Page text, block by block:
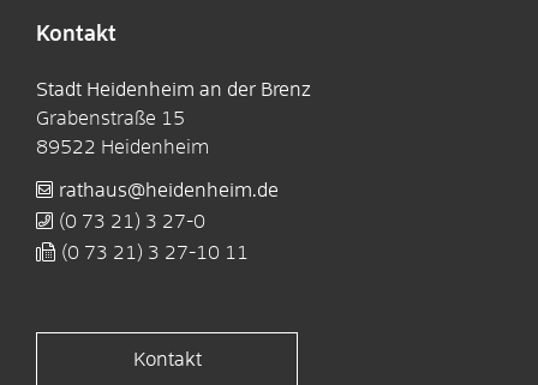
Kontakt
Stadt Heidenheim an der Brenz
Grabenstraße 15
89522 Heidenheim
rathaus@heidenheim.de
(0 73 21) 3 27-0
(0 73 21) 3 27-10 11
Kontakt